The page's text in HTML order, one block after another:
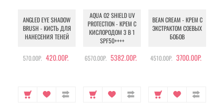
ANGLED EYE SHADOW
BRUSH - КИСТЬ ДЛЯ
НАНЕСЕНИЯ ТЕНЕЙ
570.00Р. 420.00Р.
AQUA O2 SHIELD UV
PROTECTION - КРЕМ С
КИСЛОРОДОМ 3 В 1
SPF50++++
6570.00Р. 5382.00Р.
BEAN CREAM - КРЕМ С
ЭКСТРАКТОМ СОЕВЫХ
БОБОВ
4510.00Р. 3700.00Р.